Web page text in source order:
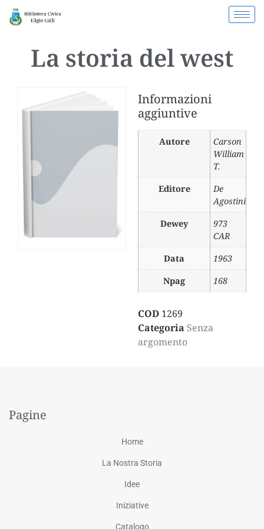
La storia del west
Informazioni
aggiuntive
Autore
Carson
William
T.
Editore
De
Agostini
Dewey
973
CAR
Data
1963
Npag
168
COD 1269
Categoria Senza
argomento
Pagine
Home
La Nostra Storia
Idee
Iniziative
Catalogo